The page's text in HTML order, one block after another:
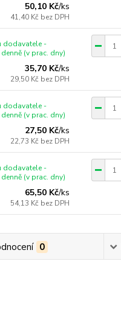
50,10 Kč/ks
41,40 Kč bez DPH
35,70 Kč/ks
29,50 Kč bez DPH
dodavatele -
(v prac. dny)
27,50 Kč/ks
22,73 Kč bez DPH
dodavatele -
(v prac. dny)
65,50 Kč/ks
54,13 Kč bez DPH
dodavatele -
(v prac. dny)
0